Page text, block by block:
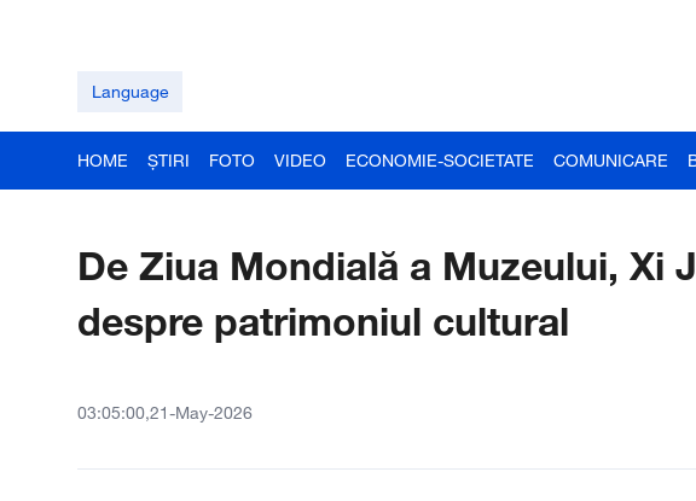
Language
HOME ȘTIRI FOTO VIDEO ECONOMIE-SOCIETATE COMUNICARE
De Ziua Mondială a Muzeului, Xi
despre patrimoniul cultural
03:05:00,21-May-2026